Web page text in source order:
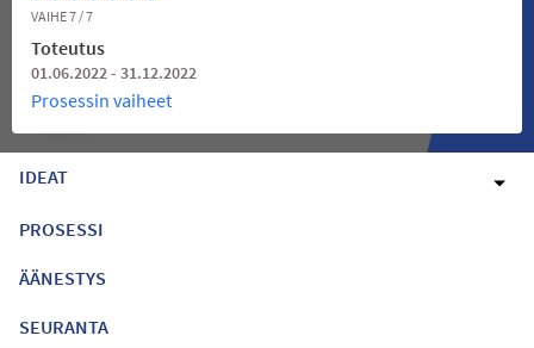
VAIHE 7 / 7
Toteutus
01.06.2022 - 31.12.2022
Prosessin vaiheet
IDEAT
PROSESSI
ÄÄNESTYS
SEURANTA